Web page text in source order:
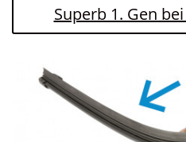
Superb 1. Gen